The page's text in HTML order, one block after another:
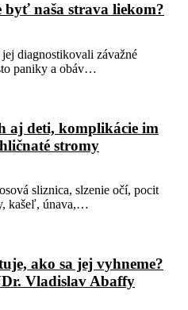
byť naša strava liekom?
diagnostikovali závažné
paniky a obáv…
aj deti, komplikácie im
stromy
sliznica, slzenie očí, pocit
kašeľ, únava,…
ako sa jej vyhneme?
Vladislav Abaffy